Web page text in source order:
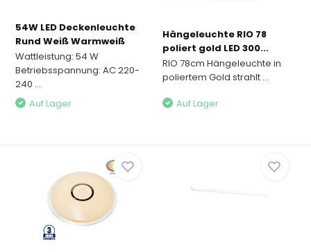
54W LED Deckenleuchte
Rund Weiß Warmweiß
Wattleistung: 54 W
Betriebsspannung: AC 220-
240 ...
Auf Lager
Hängeleuchte RIO 78
poliert gold LED 300...
RIO 78cm Hängeleuchte in
poliertem Gold strahlt ...
Auf Lager